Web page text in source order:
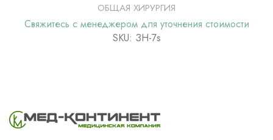
ОБЩАЯ ХИРУРГИЯ
Свяжитесь с менеджером для уточнения стоимости
SKU: ЗН-7s